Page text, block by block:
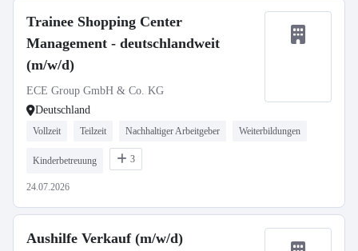
Trainee Shopping Center
Management - deutschlandweit
(m/w/d)
ECE Group GmbH & Co. KG
Deutschland
Vollzeit Teilzeit Nachhaltiger Arbeitgeber Weiterbildungen
Kinderbetreuung 3
24.07.2026
Aushilfe Verkauf (m/w/d)